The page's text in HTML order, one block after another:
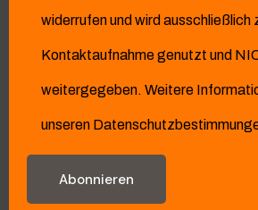
widerrufen und wird ausschließlich
Kontaktaufnahme genutzt und
weitergegeben. Weitere
unseren